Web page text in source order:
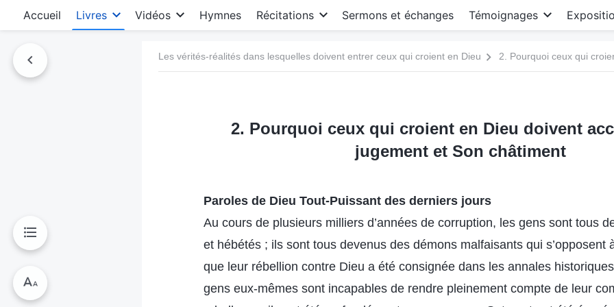
Accueil Livres Vidéos Hymnes Récitations Sermons et échanges Témoignages
Les vérités-réalités dans lesquelles doivent entrer ceux qui croient en Dieu
2. Pourquoi ceux qui croient en Dieu doivent
jugement et Son châtiment
Paroles de Dieu Tout-Puissant des derniers jours
Au cours de plusieurs milliers d’années de corruption, les gens sont tous
et hébétés ; ils sont tous devenus des démons malfaisants qui s’opposent
que leur rébellion contre Dieu a été consignée dans les annales
gens eux-mêmes sont incapables de rendre pleinement compte de leur